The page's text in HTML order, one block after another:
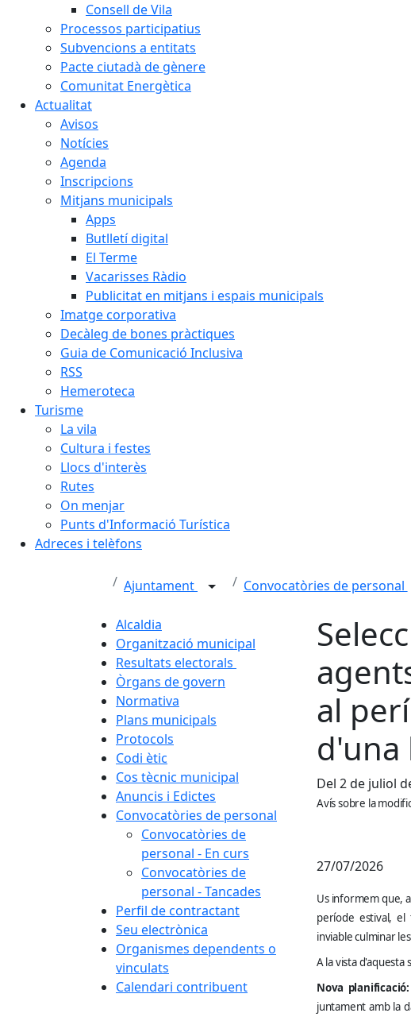
Consell de Vila
Processos participatius
Subvencions a entitats
Pacte ciutadà de gènere
Comunitat Energètica
Actualitat
Avisos
Notícies
Agenda
Inscripcions
Mitjans municipals
Apps
Butlletí digital
El Terme
Vacarisses Ràdio
Publicitat en mitjans i espais municipals
Imatge corporativa
Decàleg de bones pràctiques
Guia de Comunicació Inclusiva
RSS
Hemeroteca
Turisme
La vila
Cultura i festes
Llocs d'interès
Rutes
On menjar
Punts d'Informació Turística
Adreces i telèfons
Ajuntament Convocatòries de personal
Alcaldia
Organització municipal
Resultats electorals
Òrgans de govern
Normativa
Plans municipals
Protocols
Codi ètic
Cos tècnic municipal
Anuncis i Edictes
Convocatòries de personal
Convocatòries de
personal - En curs
Convocatòries de
personal - Tancades
Perfil de contractant
Seu electrònica
Organismes dependents o
vinculats
Calendari contribuent
al
d'una
Del 2 de juliol
Avís sobre la
27/07/2026
Us informem que,
període estival,
inviable culminar
A la vista d'aquesta
Nova planificació:
juntament amb la